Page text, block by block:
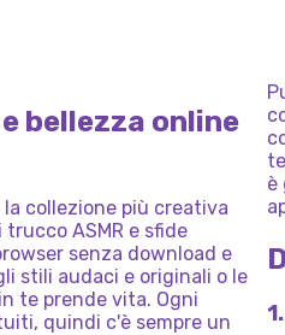
GALA
bellezza online
la collezione più creativa
ASMR e sfide
senza download e
stili audaci e originali o le
te prende vita. Ogni
quindi c'è sempre un
è